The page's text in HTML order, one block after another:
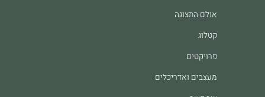
אולם התצוגה
קטלוג
פרויקטים
מעצבים ואדריכלים